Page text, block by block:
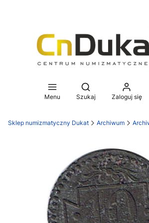
Menu
Otwórz
Szukaj Zaloguj się
Sklep numizmatyczny Dukat Archiwum